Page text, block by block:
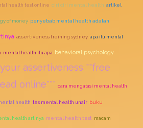
health test online ciri ciri mental health artikel
of money penyebab mental health adalah
assertiveness training sydney apa itu mental
mental health itu apa behavioral psychology
assertiveness ""free
online""" cara mengatasi mental health
health tes mental health unair buku
health artinya mental health test macam